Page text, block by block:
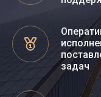
задач